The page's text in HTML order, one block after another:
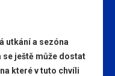
utkání a sezóna
se ještě může dostat
které v tuto chvíli